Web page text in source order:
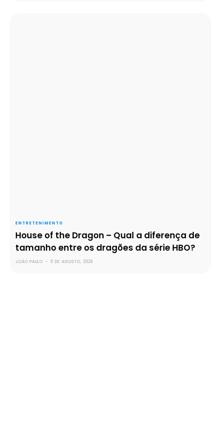
ENTRETENIMENTO
House of the Dragon – Qual a diferença de
tamanho entre os dragões da série HBO?
JOÃO PAULO - 5 DE AGOSTO, 2026